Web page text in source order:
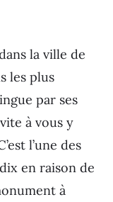
la ville de
les plus
par ses
à vous y
l’une des
en raison de
à